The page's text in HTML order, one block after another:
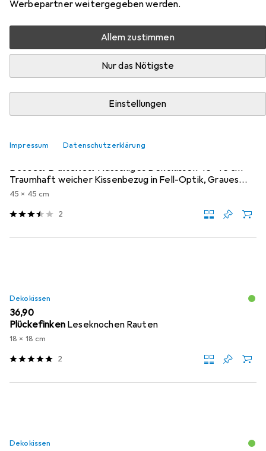
Werbepartner weitergegeben werden.
Allem zustimmen
Nur das Nötigste
Einstellungen
Impressum Datenschutzerklärung
Dekokissen Hocker + Pouf
Dekokissen
Douceur D'intérieur Flauschiges Dekokissen 45x45 cm -
Traumhaft weicher Kissenbezug in Fell-Optik, Graues
Kunstfell
45 x 45 cm
2
Dekokissen
EUR
36,90
Plückefinken Leseknochen Rauten
18 x 18 cm
2
Dekokissen